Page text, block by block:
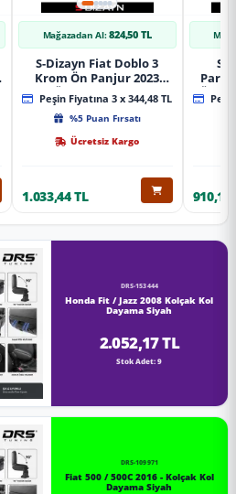
Mağazadan Al: 824,50 TL
S-Dizayn Fiat Doblo 3
Krom Ön Panjur 2023
Üzeri A+ Kalite
Peşin Fiyatına 3 x 344,48 TL
%5 Puan Fırsatı
Ücretsiz Kargo
1.033,44 TL
S-
Ön
910,16
DRS-153444
Honda Fit / Jazz 2008 Kolçak Kol
Dayama Siyah
2.052,17 TL
Stok Adet: 9
DRS-109971
Fiat 500 / 500C 2016 - Kolçak Kol
Dayama Siyah